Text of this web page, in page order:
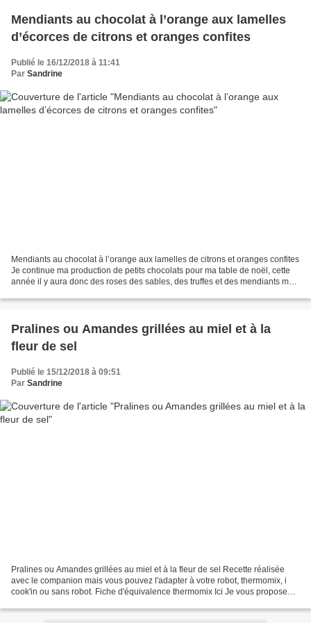
Mendiants au chocolat à l’orange aux lamelles
d’écorces de citrons et oranges confites
Publié le 16/12/2018 à 11:41
Par Sandrine
Mendiants au chocolat à l’orange aux lamelles de citrons et oranges confites
Je continue ma production de petits chocolats pour ma table de noël, cette
année il y aura donc des roses des sables, des truffes et des mendiants mais
Pralines ou Amandes grillées au miel et à la
fleur de sel
Publié le 15/12/2018 à 09:51
Par Sandrine
Pralines ou Amandes grillées au miel et à la fleur de sel Recette réalisée
avec le companion mais vous pouvez l'adapter à votre robot, thermomix, i
cook'in ou sans robot. Fiche d'équivalence thermomix Ici Je vous propose